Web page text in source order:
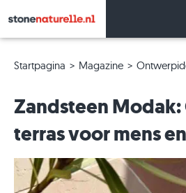
Startpagina Magazine
Zandsteen
terras voor mens